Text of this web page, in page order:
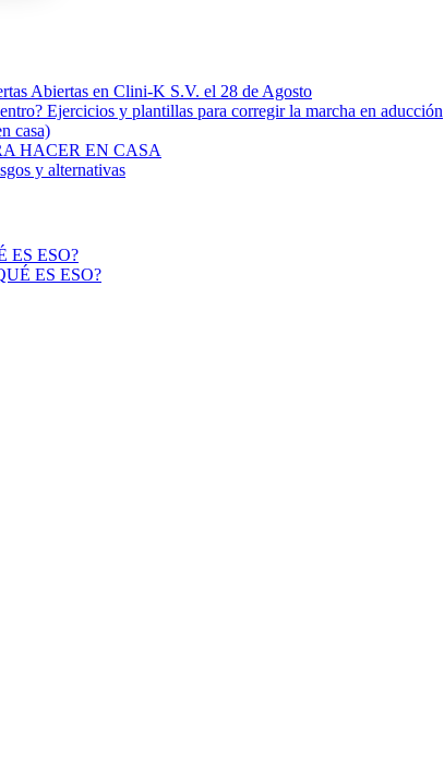
Abiertas en Clini-K S.V. el 28 de Agosto
Ejercicios y plantillas para corregir la marcha en aducción
casa)
HACER EN CASA
y alternativas
ES ESO?
ES ESO?